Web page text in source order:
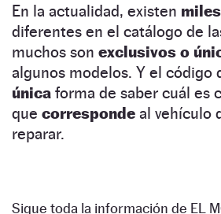
En la actualidad, existen
diferentes en el catálogo de
muchos son exclusivos o
algunos modelos. Y el código
única forma de saber cuál es
que corresponde al vehículo
reparar.
Sigue toda la información de EL